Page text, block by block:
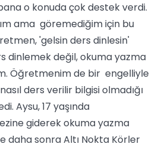
o konuda çok destek verdi.
ama göremediğim için bu
'gelsin ders dinlesin'
dinlemek değil, okuma yazma
Öğretmenim de bir engelliyle
ders verilir bilgisi olmadığı
Aysu, 17 yaşında
giderek okuma yazma
daha sonra Altı Nokta Körler